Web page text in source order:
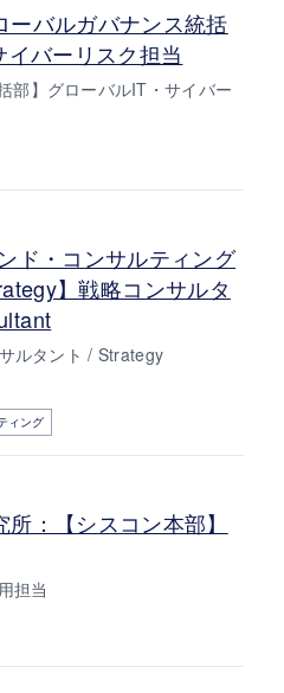
ーバルガバナンス統括
バーリスク担当
部】グローバルIT・サイバー
ド・コンサルティング
】戦略コンサルタ
ルタント / Strategy
ィング
：【シスコン本部】
担当